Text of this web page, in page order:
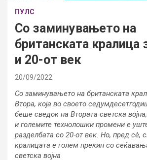
ПУЛС
Со заминувањето на
британската кралица
и 20-от век
20/09/2022
Со заминувањето на британската
Втора, која во своето
беше сведок на Втората светска
и големите технолошки промени е
разделбата со 20-от век. Но, пред сè,
кралицата е голем прекин со
светска војна